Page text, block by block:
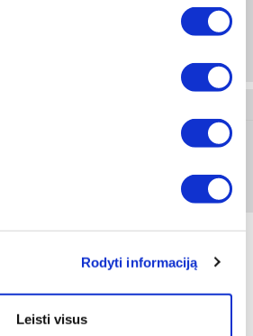
Rodyti informaciją
Leisti visus
Prisijungti arba registruotis